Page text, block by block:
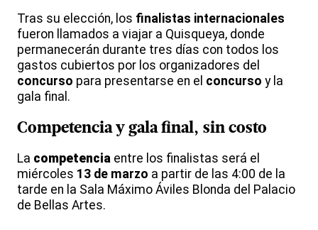
Tras su elección, los finalistas internacionales
fueron llamados a viajar a Quisqueya, donde
permanecerán durante tres días con todos los
gastos cubiertos por los organizadores del
concurso para presentarse en el concurso y la
gala final.
Competencia y gala final, sin costo
La competencia entre los finalistas será el
miércoles 13 de marzo a partir de las 4:00 de la
tarde en la Sala Máximo Áviles Blonda del Palacio
de Bellas Artes.